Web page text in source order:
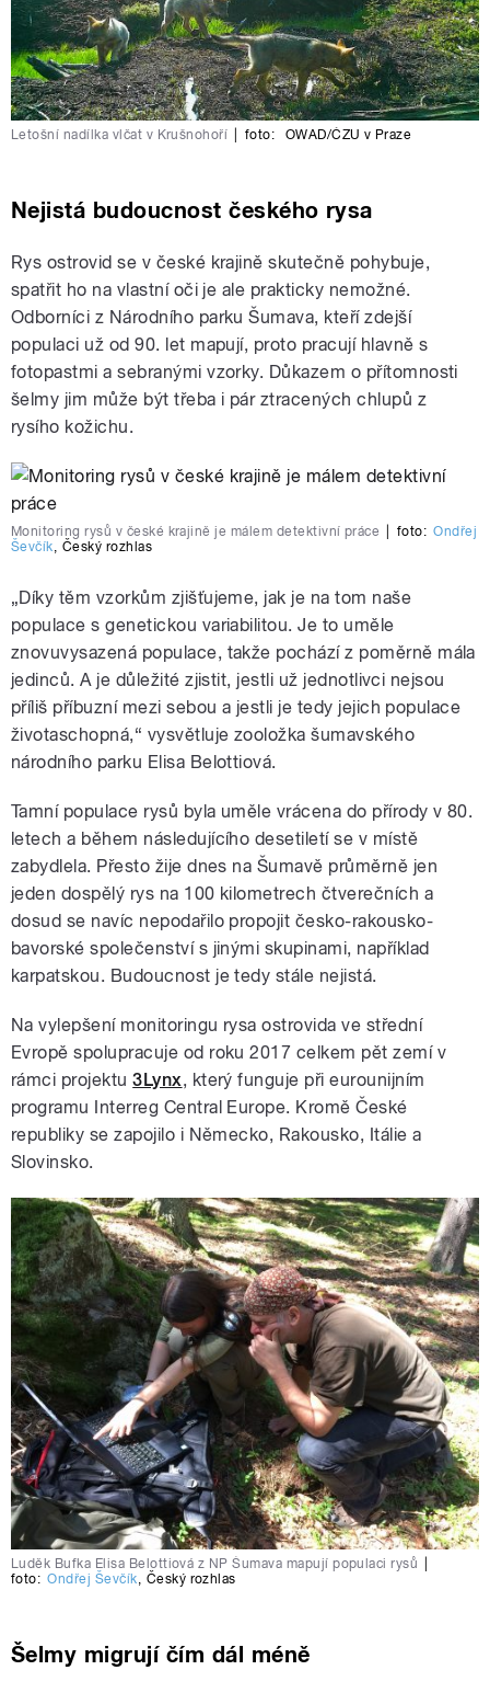
Letošní nadílka vlčat v Krušnohoří foto: OWAD/ČZU v Praze
Nejistá budoucnost českého rysa
Rys ostrovid se v české krajině skutečně pohybuje,
spatřit ho na vlastní oči je ale prakticky nemožné.
Odborníci z Národního parku Šumava, kteří zdejší
populaci už od 90. let mapují, proto pracují hlavně s
fotopastmi a sebranými vzorky. Důkazem o přítomnosti
šelmy jim může být třeba i pár ztracených chlupů z
rysího kožichu.
Monitoring rysů v české krajině je málem detektivní práce foto: Ondřej
Ševčík, Český rozhlas
„Díky těm vzorkům zjišťujeme, jak je na tom naše
populace s genetickou variabilitou. Je to uměle
znovuvysazená populace, takže pochází z poměrně mála
jedinců. A je důležité zjistit, jestli už jednotlivci nejsou
příliš příbuzní mezi sebou a jestli je tedy jejich populace
životaschopná,“ vysvětluje zooložka šumavského
národního parku Elisa Belottiová.
Tamní populace rysů byla uměle vrácena do přírody v 80.
letech a během následujícího desetiletí se v místě
zabydlela. Přesto žije dnes na Šumavě průměrně jen
jeden dospělý rys na 100 kilometrech čtverečních a
dosud se navíc nepodařilo propojit česko-rakousko-
bavorské společenství s jinými skupinami, například
karpatskou. Budoucnost je tedy stále nejistá.
Na vylepšení monitoringu rysa ostrovida ve střední
Evropě spolupracuje od roku 2017 celkem pět zemí v
rámci projektu3Lynx, který funguje při eurounijním
programu Interreg Central Europe. Kromě České
republiky se zapojilo i Německo, Rakousko, Itálie a
Slovinsko.
Luděk Bufka Elisa Belottiová z NP Šumava mapují populaci rysů
foto: Ondřej Ševčík, Český rozhlas
Šelmy migrují čím dál méně